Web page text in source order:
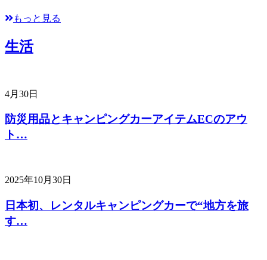
もっと見る
生活
4月30日
防災用品とキャンピングカーアイテムECのアウ
ト…
2025年10月30日
日本初、レンタルキャンピングカーで“地方を旅
す…